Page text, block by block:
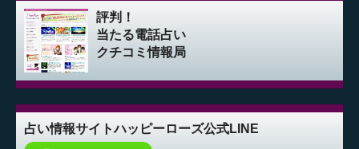
評判！
当たる電話占い
クチコミ情報局
占い情報サイトハッピーローズ公式LINE